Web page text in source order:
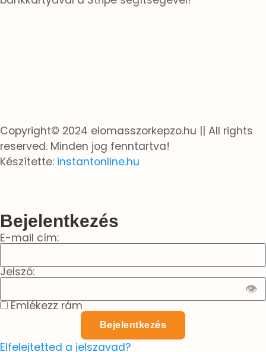
Copyright© 2024 elomasszorkepzo.hu || All rights
reserved. Minden jog fenntartva!​
Készítette: instantonline.hu​
Bejelentkezés
E-mail cím:
Jelszó:
👁
Emlékezz rám
Bejelentkezés
Elfelejtetted a jelszavad?